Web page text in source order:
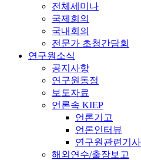
전체세미나
국제회의
국내회의
전문가 초청간담회
연구원소식
공지사항
연구원동정
보도자료
언론속 KIEP
언론기고
언론인터뷰
연구원관련기사
해외연수/출장보고